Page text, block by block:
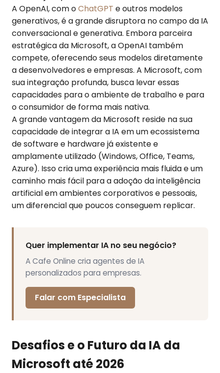
A OpenAI, com oChatGPT e outros modelos
generativos, é a grande disruptora no campo da IA
conversacional e generativa. Embora parceira
estratégica da Microsoft, a OpenAI também
compete, oferecendo seus modelos diretamente
a desenvolvedores e empresas. A Microsoft, com
sua integração profunda, busca levar essas
capacidades para o ambiente de trabalho e para
o consumidor de forma mais nativa.
A grande vantagem da Microsoft reside na sua
capacidade de integrar a IA em um ecossistema
de software e hardware já existente e
amplamente utilizado (Windows, Office, Teams,
Azure). Isso cria uma experiência mais fluida e um
caminho mais fácil para a adoção da inteligência
artificial em ambientes corporativos e pessoais,
um diferencial que poucos conseguem replicar.
Quer implementar IA no seu negócio?
A Cafe Online cria agentes de IA
personalizados para empresas.
Falar com Especialista
Desafios e o Futuro da IA da
Microsoft até 2026